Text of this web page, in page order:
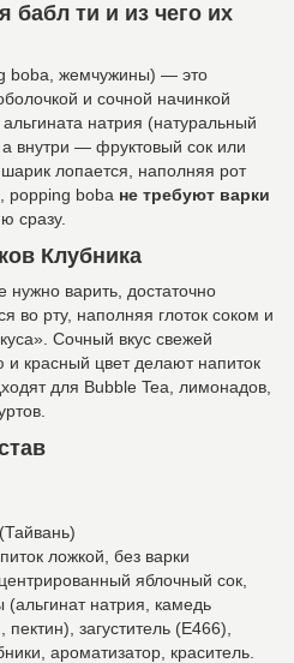
бабл ти и из чего их
boba, жемчужины) — это
и сочной начинкой
натрия (натуральный
а внутри — фруктовый сок или
лопается, наполняя рот
popping boba не требуют варки
сразу.
Клубника
варить, достаточно
во рту, наполняя глоток соком и
Сочный вкус свежей
и красный цвет делают напиток
для Bubble Tea, лимонадов,
ложкой, без варки
яблочный сок,
натрия, камедь
загуститель (Е466),
ароматизатор, краситель.